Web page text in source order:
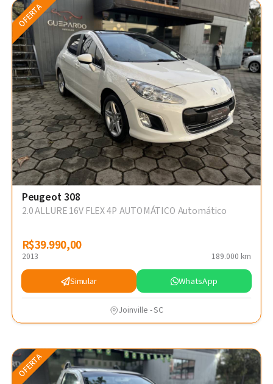
OFERTA
Peugeot 308
2.0 ALLURE 16V FLEX 4P AUTOMÁTICO Automático
R$39.990,00
R$39.990,00
2013 189.000 km
Simular WhatsApp
Joinville - SC
OFERTA